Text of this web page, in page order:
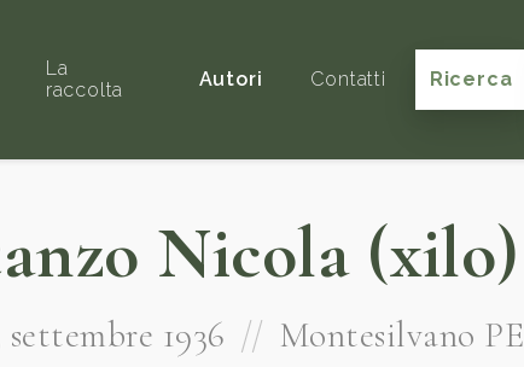
La
raccolta
Autori Contatti Ricerca
Nicola (xilo)
settembre 1936 // Montesilvano PE